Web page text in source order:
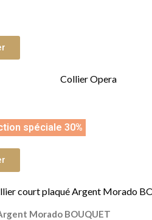
spéciale 30%
Morado BOUQUET